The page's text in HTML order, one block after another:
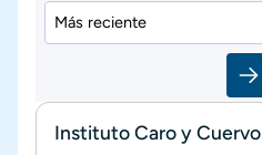
Instituto Caro y Cuervo